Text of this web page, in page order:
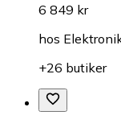
6 849 kr
hos
+26 butiker